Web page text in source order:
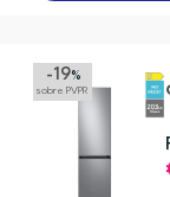
-19%
sobre PVPR